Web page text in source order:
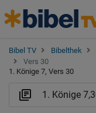
Bibel TV Bibelthek
Vers 30
1. Könige 7, Vers 30